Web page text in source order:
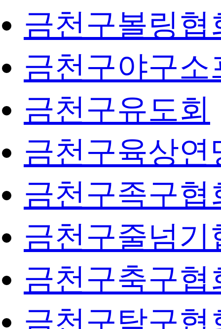
금천구볼링협
금천구야구
금천구유도회
금천구육상연
금천구족구협
금천구줄넘기
금천구축구협
금천구탁구협